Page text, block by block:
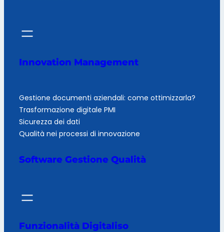
Innovation Management
Gestione documenti aziendali: come ottimizzarla?
Trasformazione digitale PMI
Sicurezza dei dati
Qualità nei processi di innovazione
Software Gestione Qualità
Funzionalità Digitaliso